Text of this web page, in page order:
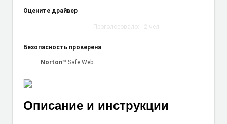
Оцените драйвер
Проголосовало: 2 чел.
Безопасность проверена
Norton™ Safe Web
Описание и инструкции